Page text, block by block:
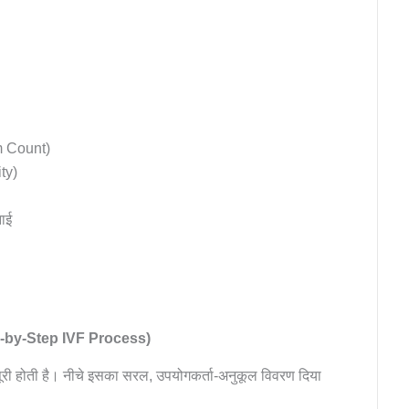
Count)
by-Step IVF Process)
होती है। नीचे इसका सरल, उपयोगकर्ता-अनुकूल विवरण दिया